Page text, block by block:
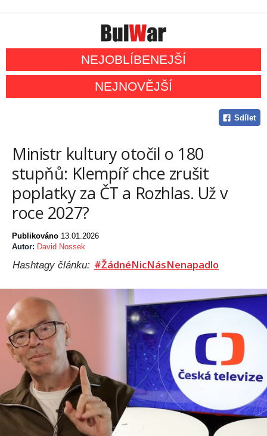
NEJOBLÍBENEJŠÍ
NEJNOVĚJŠÍ
Sdílet
Ministr kultury otočil o 180
stupňů: Klempíř chce zrušit
poplatky za ČT a Rozhlas. Už v
roce 2027?
Publikováno 13.01.2026
Autor: David Nossek
Hashtagy článku: #ŽádnéNicNásNenapadlo